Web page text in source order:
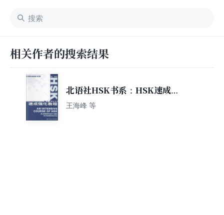
相关作者的搜索结果
北语社HSK书系：HSK速成强
化教程（初中等）
王海峰 等